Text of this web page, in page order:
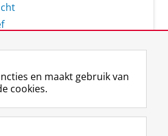
F
a
L
i
R
S
I
n
Y
o
en maakt gebruik van
cookies.